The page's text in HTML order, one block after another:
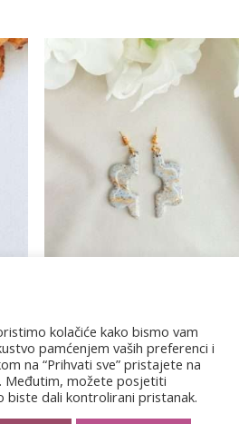
Granit 5
€13,00
kolačiće kako bismo vam
pamćenjem vaših preferenci i
na “Prihvati sve” pristajete na
Međutim, možete posjetiti
biste dali kontrolirani pristanak.